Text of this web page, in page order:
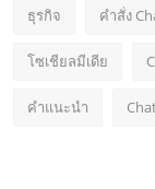
ธุรกิจ คำสั่ง
โซเชียลมีเดีย
คำแนะนำ